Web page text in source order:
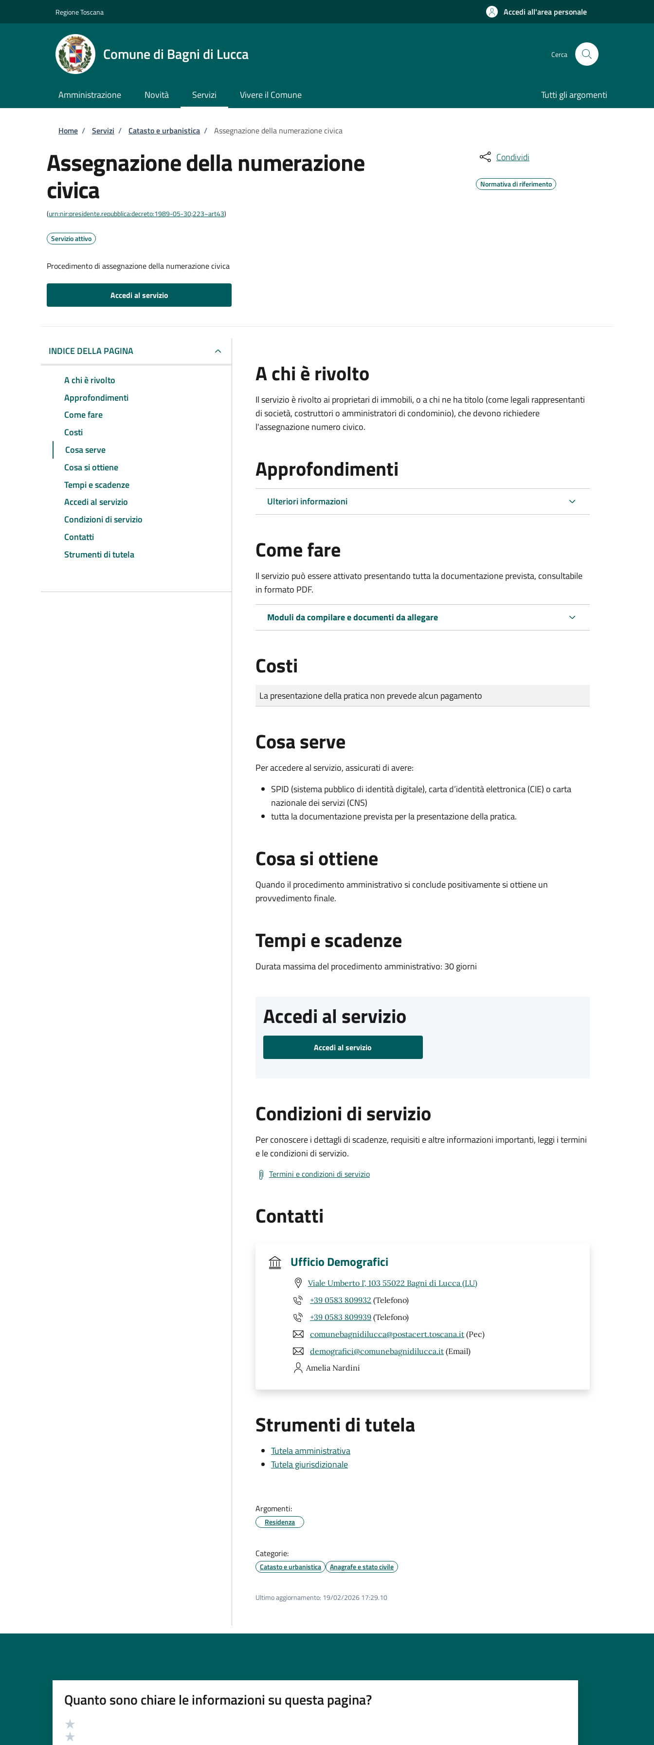
Regione Toscana Accedi all'area personale
Comune di Bagni di Lucca Cerca
Amministrazione Novità Servizi Vivere il Comune Tutti gli argomenti
Briciole di pane
Home / Servizi / Catasto e urbanistica / Assegnazione della numerazione civica
Assegnazione della numerazione
civica
(urn:nir:presidente.repubblica:decreto:1989-05-30;223~art43)
Servizio attivo
Procedimento di assegnazione della numerazione civica
Accedi al servizio
Condividi
Normativa di riferimento
INDICE DELLA PAGINA
A chi è rivolto
Approfondimenti
Come fare
Costi
Cosa serve
Cosa si ottiene
Tempi e scadenze
Accedi al servizio
Condizioni di servizio
Contatti
Strumenti di tutela
A chi è rivolto
Il servizio è rivolto ai proprietari di immobili, o a chi ne ha titolo (come legali rappresentanti
di società, costruttori o amministratori di condominio), che devono richiedere
l'assegnazione numero civico.
Approfondimenti
Ulteriori informazioni
Come fare
Il servizio può essere attivato presentando tutta la documentazione prevista, consultabile
in formato PDF.
Moduli da compilare e documenti da allegare
Costi
Tipo di pagamento
Importo
La presentazione della pratica non prevede alcun pagamento
Cosa serve
Per accedere al servizio, assicurati di avere:
SPID (sistema pubblico di identità digitale), carta d’identità elettronica (CIE) o carta
nazionale dei servizi (CNS)
tutta la documentazione prevista per la presentazione della pratica.
Cosa si ottiene
Quando il procedimento amministrativo si conclude positivamente si ottiene un
provvedimento finale.
Tempi e scadenze
Durata massima del procedimento amministrativo: 30 giorni
Accedi al servizio
Accedi al servizio
Condizioni di servizio
Per conoscere i dettagli di scadenze, requisiti e altre informazioni importanti, leggi i termini
e le condizioni di servizio.
Termini e condizioni di servizio
Contatti
Ufficio Demografici
Viale Umberto I', 103 55022 Bagni di Lucca (LU)
+39 0583 809932 (Telefono)
+39 0583 809939 (Telefono)
comunebagnidilucca@postacert.toscana.it (Pec)
demografici@comunebagnidilucca.it (Email)
Amelia Nardini
Strumenti di tutela
Tutela amministrativa
Tutela giurisdizionale
Argomenti:
Residenza
Categorie:
Catasto e urbanistica Anagrafe e stato civile
Ultimo aggiornamento: 19/02/2026 17:29.10
Quanto sono chiare le informazioni su questa pagina?
Valutazione